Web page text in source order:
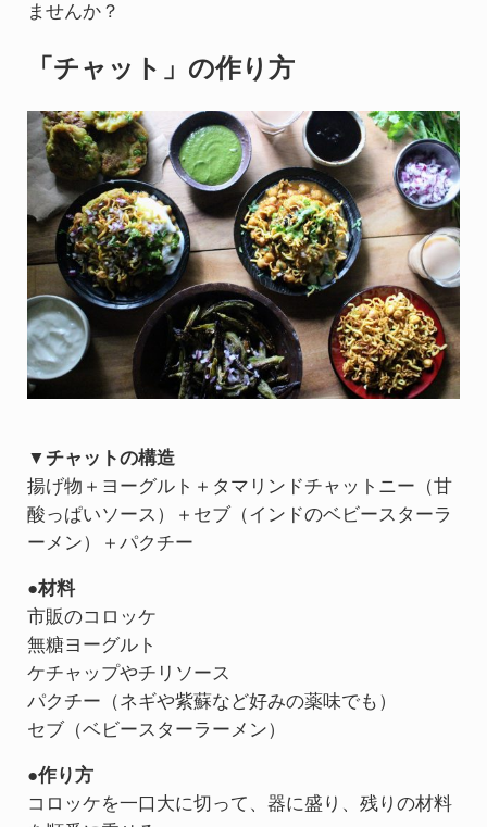
ませんか？
「チャット」の作り方
▼チャットの構造
揚げ物＋ヨーグルト＋タマリンドチャットニー（甘
酸っぱいソース）＋セブ（インドのベビースターラ
ーメン）＋パクチー
●材料
市販のコロッケ
無糖ヨーグルト
ケチャップやチリソース
パクチー（ネギや紫蘇など好みの薬味でも）
セブ（ベビースターラーメン）
●作り方
コロッケを一口大に切って、器に盛り、残りの材料